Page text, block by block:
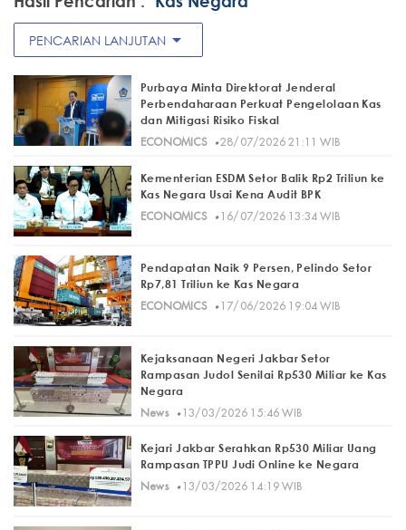
PENCARIAN LANJUTAN arrow_drop_down
Purbaya Minta Direktorat Jenderal
Perbendaharaan Perkuat Pengelolaan Kas
dan Mitigasi Risiko Fiskal
ECONOMICS· 28/07/2026 21:11 WIB
Kementerian ESDM Setor Balik Rp2 Triliun ke
Kas Negara Usai Kena Audit BPK
ECONOMICS· 16/07/2026 13:34 WIB
Pendapatan Naik 9 Persen, Pelindo Setor
Rp7,81 Triliun ke Kas Negara
ECONOMICS· 17/06/2026 19:04 WIB
Kejaksanaan Negeri Jakbar Setor
Rampasan Judol Senilai Rp530 Miliar ke Kas
Negara
News· 13/03/2026 15:46 WIB
Kejari Jakbar Serahkan Rp530 Miliar Uang
Rampasan TPPU Judi Online ke Negara
News· 13/03/2026 14:19 WIB